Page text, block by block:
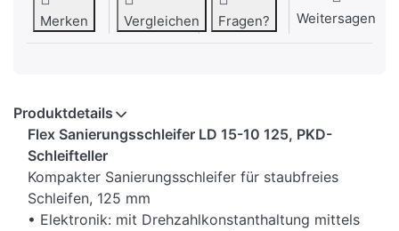
Merken Vergleichen Fragen? Weitersagen
Produktdetails
Flex Sanierungsschleifer LD 15-10 125, PKD-
Schleifteller
Kompakter Sanierungsschleifer für staubfreies
Schleifen, 125 mm
• Elektronik: mit Drehzahlkonstanthaltung mittels